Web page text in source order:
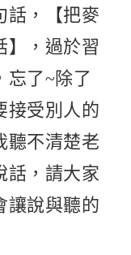
話，【把麥
】，過於習
忘了~除了
接受別人的
聽不清楚老
話，請大家
讓說與聽的